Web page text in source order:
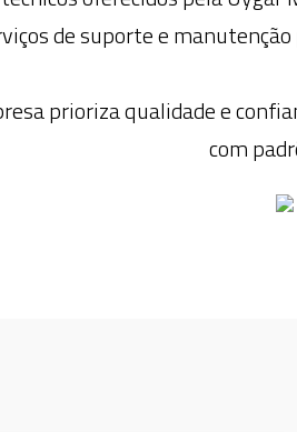
de suporte e
prioriza qualidade e
com